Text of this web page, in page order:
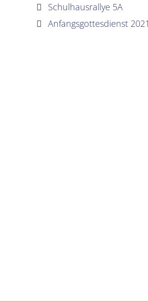
Schulhausrallye 5A
Anfangsgottesdienst